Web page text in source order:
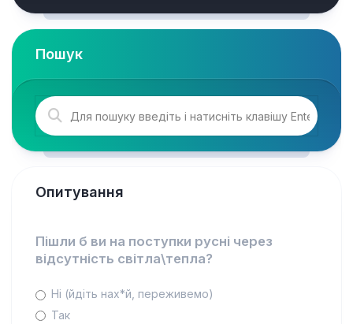
Пошук
Опитування
Пішли б ви на поступки русні через
відсутність світла\тепла?
Ні (йдіть нах*й, переживемо)
Так